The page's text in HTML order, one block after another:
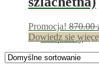
Promocja! 870.00
820punkty
Dowiedz się